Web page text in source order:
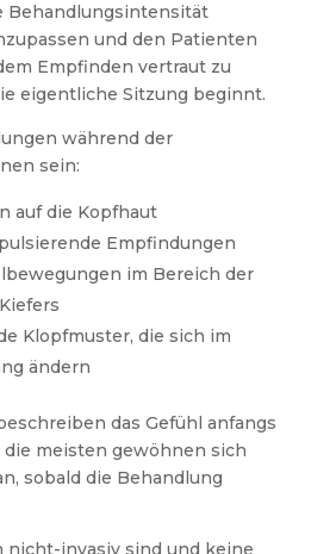
Behandlungsintensität
und den Patienten
Empfinden vertraut zu
eigentliche Sitzung beginnt.
während der
sein:
auf die Kopfhaut
Empfindungen
im Bereich der
Klopfmuster, die sich im
ändern
das Gefühl anfangs
die meisten gewöhnen sich
sobald die Behandlung
nicht-invasiv sind und keine